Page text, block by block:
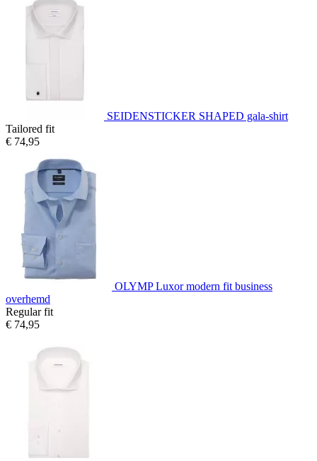
SEIDENSTICKER SHAPED gala-shirt
Tailored fit
€ 74,95
OLYMP Luxor modern fit business
overhemd
Regular fit
€ 74,95